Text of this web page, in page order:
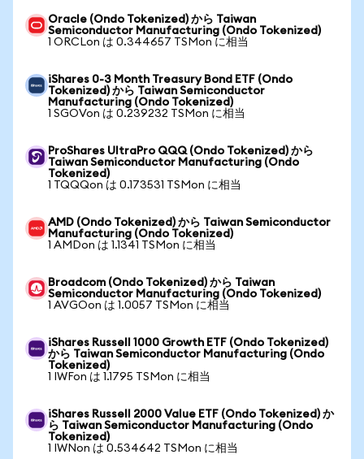
Oracle (Ondo Tokenized) から Taiwan
Semiconductor Manufacturing (Ondo Tokenized)
1 ORCLon は 0.344657 TSMon に相当
iShares 0-3 Month Treasury Bond ETF (Ondo
Tokenized) から Taiwan Semiconductor
Manufacturing (Ondo Tokenized)
1 SGOVon は 0.239232 TSMon に相当
ProShares UltraPro QQQ (Ondo Tokenized) から
Taiwan Semiconductor Manufacturing (Ondo
Tokenized)
1 TQQQon は 0.173531 TSMon に相当
AMD (Ondo Tokenized) から Taiwan Semiconductor
Manufacturing (Ondo Tokenized)
1 AMDon は 1.1341 TSMon に相当
Broadcom (Ondo Tokenized) から Taiwan
Semiconductor Manufacturing (Ondo Tokenized)
1 AVGOon は 1.0057 TSMon に相当
iShares Russell 1000 Growth ETF (Ondo Tokenized)
から Taiwan Semiconductor Manufacturing (Ondo
Tokenized)
1 IWFon は 1.1795 TSMon に相当
iShares Russell 2000 Value ETF (Ondo Tokenized) か
ら Taiwan Semiconductor Manufacturing (Ondo
Tokenized)
1 IWNon は 0.534642 TSMon に相当